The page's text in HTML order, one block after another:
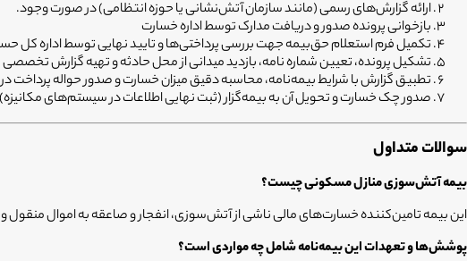
ارائه گزارش‌های رسمی (مانند سازمان آتش‌نشانی یا حوزه انتظامی) در صورت وجود.
بازخوانی پرونده صدور و دریافت مدارک توسط اداره خسارت
تکمیل فرم استعلام حق‌بیمه جهت بررسی پرداختی‌ها و تایید نهایی توسط اداره کل
تشکیل پرونده، تعیین شماره نامه، بازدید میدانی از محل حادثه و تهیه گزارش تخصصی
تطبیق گزارش با شرایط بیمه‌نامه، محاسبه دقیق میزان خسارت و صدور حواله پرداخت در 5
صدور چک خسارت و تحویل آن به بیمه‌گزار (ثبت نهایی اطلاعات در سیستم‌های مکانیزه)
سوالات متداول
بیمه آتش‌سوزی منازل مسکونی چیست؟
این بیمه تامین‌کننده خسارت‌های مالی ناشی از آتش‌سوزی، انفجار و صاعقه به اموال
پوشش‌ها و تعهدات این بیمه‌نامه شامل چه مواردی است؟